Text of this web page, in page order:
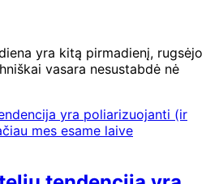
yra kitą pirmadienį, rugsėjo
vasara nesustabdė nė